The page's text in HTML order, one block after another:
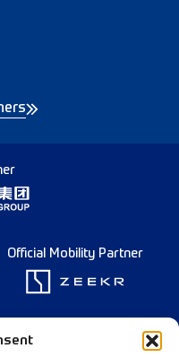
Official Mobility Partner